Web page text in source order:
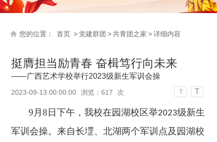
您的位置： 首页 > 党建群团 >共青团之家 >详细内容
挺膺担当励青春 奋楫笃行向未来
——广西艺术学校举行2023级新生军训会操
2023-09-13 00:00:00 浏览： 617 次 T T
9月8日下午，我校在园湖校区举2023级新生
军训会操。来自长堽、北湖两个军训点及园湖校